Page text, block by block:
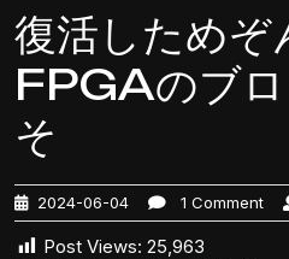
復活しためぞ
FPGAのブロ
そ
2024-06-04 1 Comment
Post Views: 25,963